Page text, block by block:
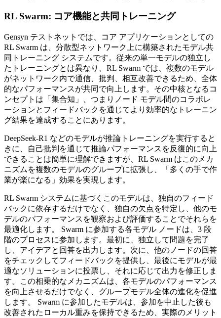
RL Swarm: コア機能と共同トレーニング
Gensyn テストネットでは、コア アプリケーションとしての
RL Swarm は、分散型ネットワーク上に構築されたモデル共
同トレーニング システムです。従来の単一モデルの独立し
たトレーニングとは異なり、RL Swarm では、複数のモデル
がネットワーク内で通信、批判、相互改善できるため、全体
的なパフォーマンスが共同で向上します。その中核となるコ
ンセプトは「集合知」、つまりノード モデル間のコラボレ
ーションとフィードバックを通じてより効率的なトレーニン
グ結果を達成することにあります。
DeepSeek-R1 などのモデルが推論トレーニングを実行すると
きに、自己批判を通じて推論パフォーマンスを反復的に向上
できることは簡単に理解できますが、RL Swarm はこのメカ
ニズムを複数のモデルのグループに拡張し、「多くの手で作
業が楽になる」効果を実現します。
RL Swarm システムに基づくこのモデルは、独自のフィード
バックに依存するだけでなく、独自の欠点を特定し、他のモ
デルのパフォーマンスを観察および評価することでそれらを
最適化します。 Swarm に参加する各モデル ノードは、3 段
階のプロセスに参加します。最初に、独立して問題を完了
し、アイデアと回答を出力します。次に、他のノードの回答
をチェックしてフィードバックを提供し、最後にモデルが最
適なソリューションに投票し、それに応じて出力を修正しま
す。この相乗的なメカニズムは、各モデルのパフォーマンス
を向上させるだけでなく、グループモデル全体の進化を促進
します。 Swarm に参加したモデルは、参加を中止した後も
改善されたローカル重みを保持できるため、実際のメリット